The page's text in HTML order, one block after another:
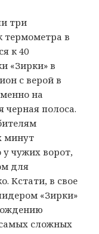
три
термометра в
к 40
«Зирки» в
с верой в
на
черная полоса.
минут
у чужих ворот,
для
Кстати, в свое
«Зирки»
сложных